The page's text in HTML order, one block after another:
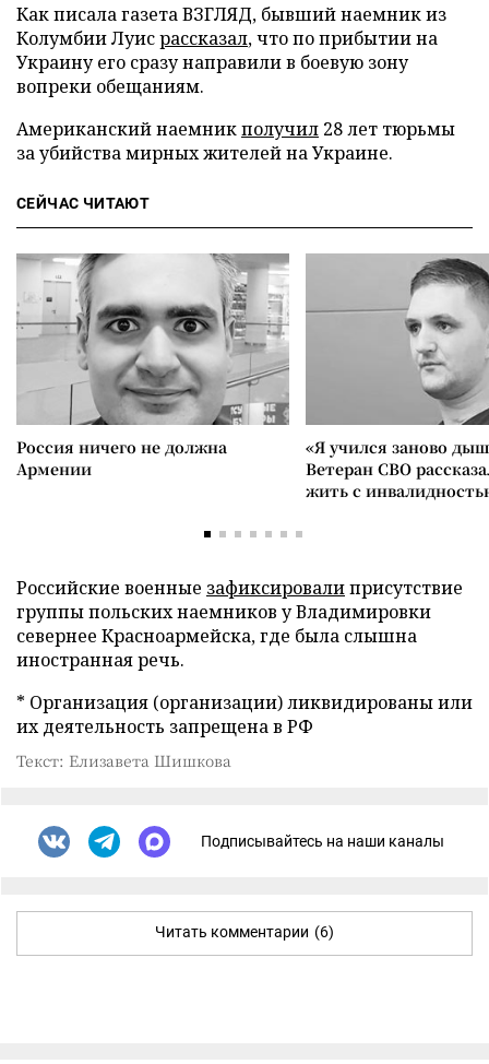
Как писала газета ВЗГЛЯД, бывший наемник из
Колумбии Луисрассказал, что по прибытии на
Украину его сразу направили в боевую зону
вопреки обещаниям.
Американский наемникполучил 28 лет тюрьмы
за убийства мирных жителей на Украине.
СЕЙЧАС ЧИТАЮТ
Россия ничего не должна
Армении
«Я учился заново
Ветеран СВО
жить с
Российские военные зафиксировалиприсутствие
группы польских наемников у Владимировки
севернее Красноармейска, где была слышна
иностранная речь.
* Организация (организации) ликвидированы или
их деятельность запрещена в РФ
Текст: Елизавета Шишкова
Подписывайтесь на наши каналы
Читать комментарии (6)